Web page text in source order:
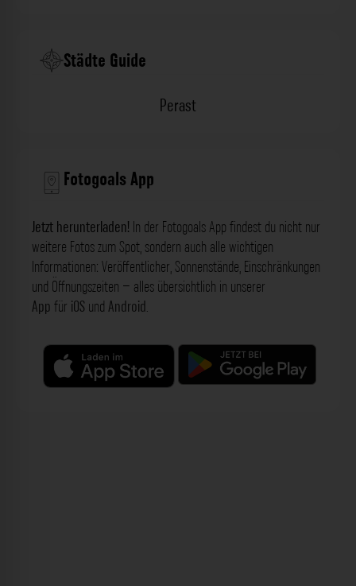
Städte Guide
Perast
Fotogoals App
Jetzt herunterladen! In der Fotogoals App findest du nicht nur
weitere Fotos zum Spot, sondern auch alle wichtigen
Informationen: Veröffentlicher, Sonnenstände, Einschränkungen
und Öffnungszeiten – alles übersichtlich in unserer
App für iOS und Android.